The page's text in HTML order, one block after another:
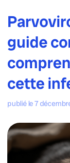
guide
cette
publié le 7